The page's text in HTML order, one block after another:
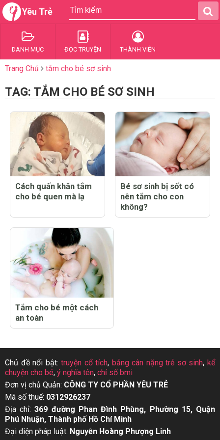
Yêu Trẻ
DANH MỤC ĐỌC TRUYỆN THÀNH VIÊN
Trang Chủ tắm cho bé sơ sinh
TAG: TẮM CHO BÉ SƠ SINH
Cách quấn khăn tắm
cho bé quen mà lạ
Bé sơ sinh bị sốt có
nên tắm cho con
không?
Tắm cho bé một cách
an toàn
Chủ đề nổi bật:truyện cổ tích, bảng cân nặng trẻ sơ sinh, kể
chuyện cho bé, ý nghĩa tên, chỉ số bmi
Đơn vị chủ Quản: CÔNG TY CỔ PHẦN YÊU TRẺ
Mã số thuế: 0312926237
Địa chỉ:369 đường Phan Đình Phùng, Phường 15, Quận
Phú Nhuận, Thành phố Hồ Chí Minh
Đại diện pháp luật: Nguyễn Hoàng Phượng Linh